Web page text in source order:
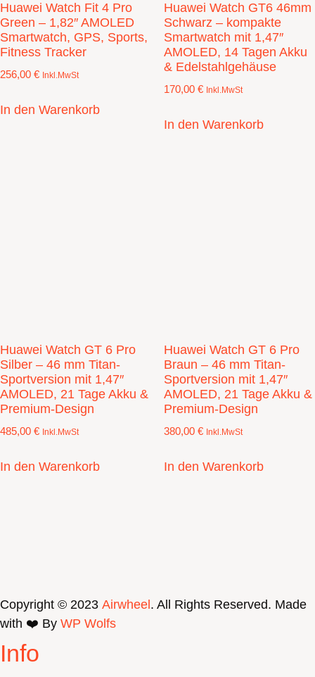
Huawei Watch Fit 4 Pro
Green – 1,82″ AMOLED
Smartwatch, GPS, Sports,
Fitness Tracker
256,00 € Inkl.MwSt
In den Warenkorb
Huawei Watch GT6 46mm
Schwarz – kompakte
Smartwatch mit 1,47″
AMOLED, 14 Tagen Akku
& Edelstahlgehäuse
170,00 € Inkl.MwSt
In den Warenkorb
Huawei Watch GT 6 Pro
Silber – 46 mm Titan-
Sportversion mit 1,47″
AMOLED, 21 Tage Akku &
Premium-Design
485,00 € Inkl.MwSt
In den Warenkorb
Huawei Watch GT 6 Pro
Braun – 46 mm Titan-
Sportversion mit 1,47″
AMOLED, 21 Tage Akku &
Premium-Design
380,00 € Inkl.MwSt
In den Warenkorb
Copyright © 2023 Airwheel. All Rights Reserved. Made
with ❤️ By WP Wolfs
Info